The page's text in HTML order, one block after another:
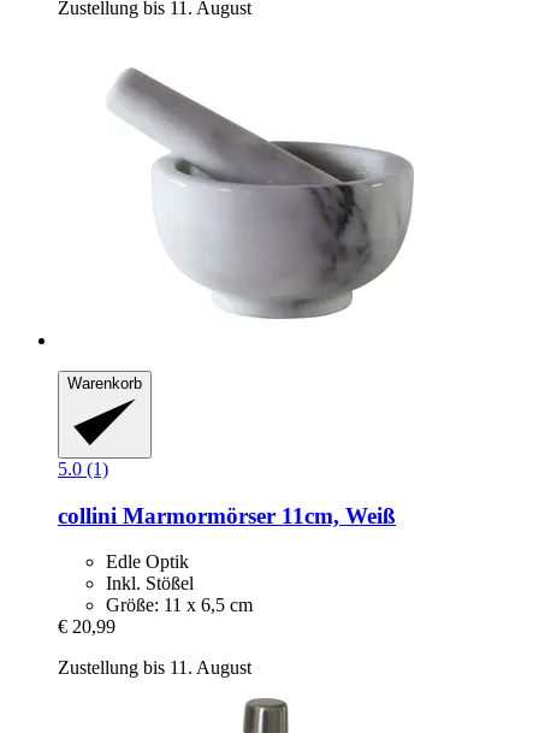
Zustellung bis 11. August
Warenkorb
5.0 (1)
collini Marmormörser 11cm, Weiß
Edle Optik
Inkl. Stößel
Größe: 11 x 6,5 cm
€ 20,99
Zustellung bis 11. August